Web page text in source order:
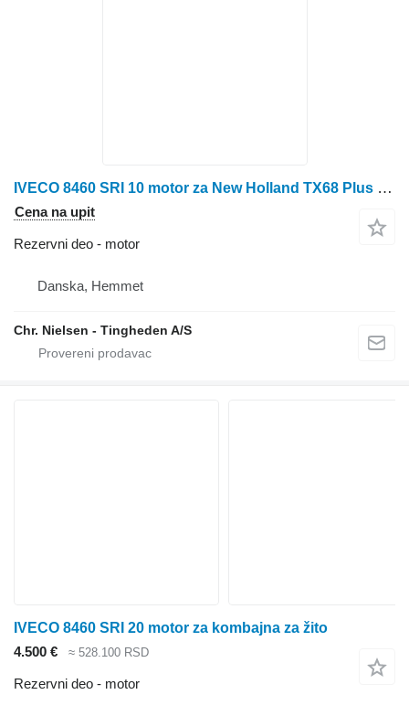
IVECO 8460 SRI 10 motor za New Holland TX68 Plus kombajna za žito
Cena na upit
Rezervni deo - motor
Danska, Hemmet
Chr. Nielsen - Tingheden A/S
IVECO 8460 SRI 20 motor za kombajna za žito
4.500 €
≈ 528.100 RSD
Rezervni deo - motor